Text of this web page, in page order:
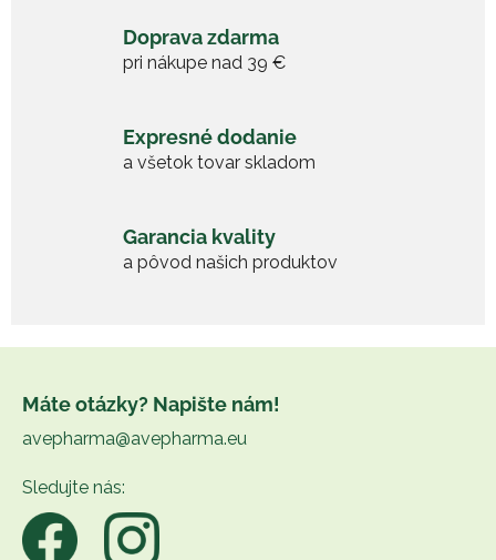
Doprava zdarma
pri nákupe nad 39 €
Expresné dodanie
a všetok tovar skladom
Garancia kvality
a pôvod našich produktov
Máte otázky? Napište nám!
avepharma@avepharma.eu
Sledujte nás: